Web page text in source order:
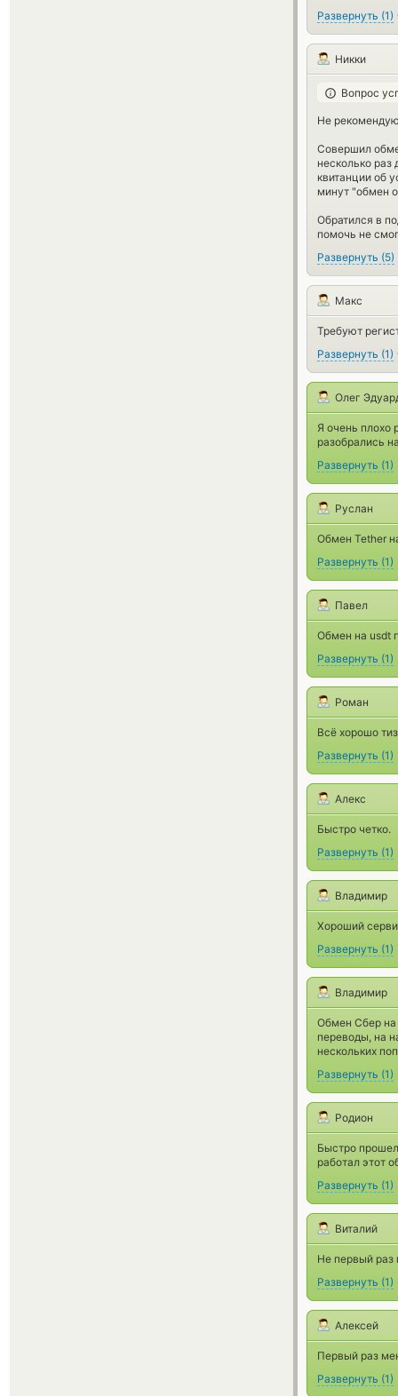
Развернуть (1)
Никки
Вопрос
Не
Совершил
несколько
квитанции об
минут "обмен
Обратился в
помочь не
Развернуть (5)
Макс
Требуют
Развернуть (1)
Олег
Я очень плохо
разобрались
Развернуть (1)
Руслан
Обмен Tether
Развернуть (1)
Павел
Обмен на usdt
Развернуть (1)
Роман
Всё хорошо
Развернуть (1)
Алекс
Быстро четко.
Развернуть (1)
Владимир
Хороший
Развернуть (1)
Владимир
Обмен Сбер на
переводы, на
нескольких
Развернуть (1)
Родион
Быстро
работал этот
Развернуть (1)
Виталий
Не первый раз
Развернуть (1)
Алексей
Первый раз
Развернуть (1)